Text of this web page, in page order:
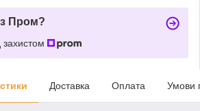
Пром?
Доставка Оплата Умови